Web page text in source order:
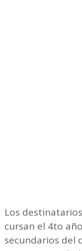
Los
cursan el 4to
secundarios del